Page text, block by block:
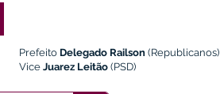
Prefeito Delegado Railson (Republicanos)
Vice Juarez Leitão (PSD)